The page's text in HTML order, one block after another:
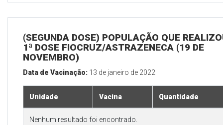
(SEGUNDA DOSE) POPULAÇÃO QUE
1ª DOSE FIOCRUZ/ASTRAZENECA (19 DE
NOVEMBRO)
Data de Vacinação: 13 de janeiro de 2022
Unidade Vacina Quantidade
Nenhum resultado foi encontrado.